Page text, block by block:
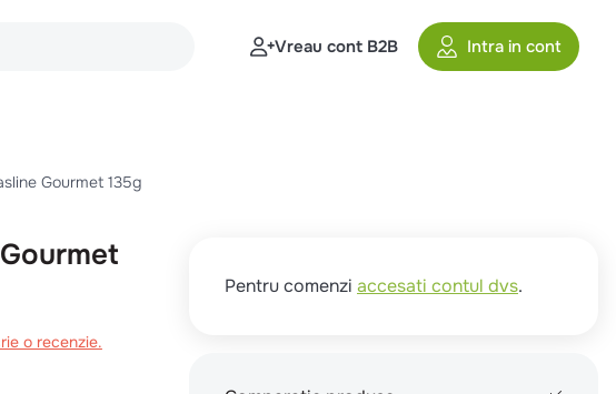
Vreau cont B2B Intra in cont
Gourmet 135g
o recenzie.
Pentru comenzi accesati contul dvs.